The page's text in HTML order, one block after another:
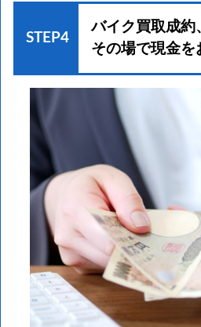
STEP4
バイク買取成約
その場で現金を